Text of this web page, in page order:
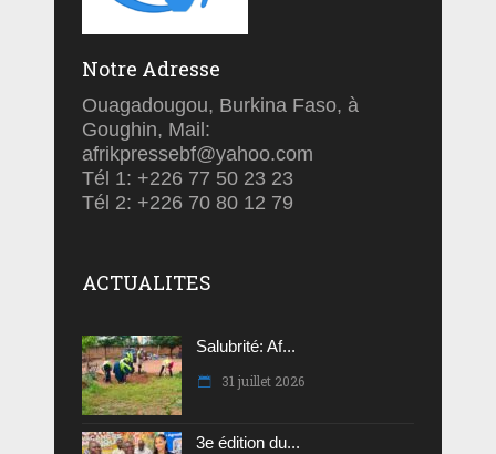
Notre Adresse
Ouagadougou, Burkina Faso, à
Goughin, Mail:
afrikpressebf@yahoo.com
Tél 1: +226 77 50 23 23
Tél 2: +226 70 80 12 79
ACTUALITES
Salubrité: Af...
31 juillet 2026
3e édition du...